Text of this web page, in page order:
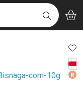
BUSCAR